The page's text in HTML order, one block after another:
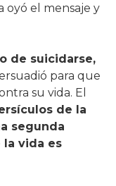
oyó el mensaje y
de suicidarse,
para que
su vida. El
de la
segunda
vida es